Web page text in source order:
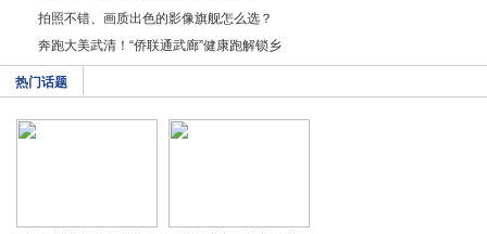
拍照不错、画质出色的影像旗舰怎么选？
奔跑大美武清！“侨联通武廊”健康跑解锁乡
热门话题